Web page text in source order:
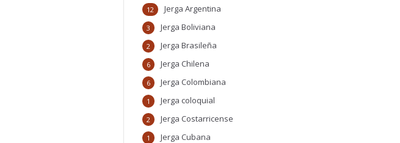
Jerga Argentina
12
Jerga Boliviana
3
Jerga Brasileña
2
Jerga Chilena
6
Jerga Colombiana
6
Jerga coloquial
1
Jerga Costarricense
2
Jerga Cubana
1